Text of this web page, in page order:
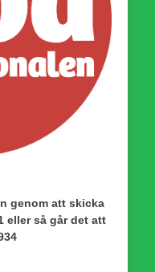
genom att skicka
eller så går det att